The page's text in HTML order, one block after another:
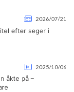
2026/07/21
efter seger i
2025/10/06
åkte på –